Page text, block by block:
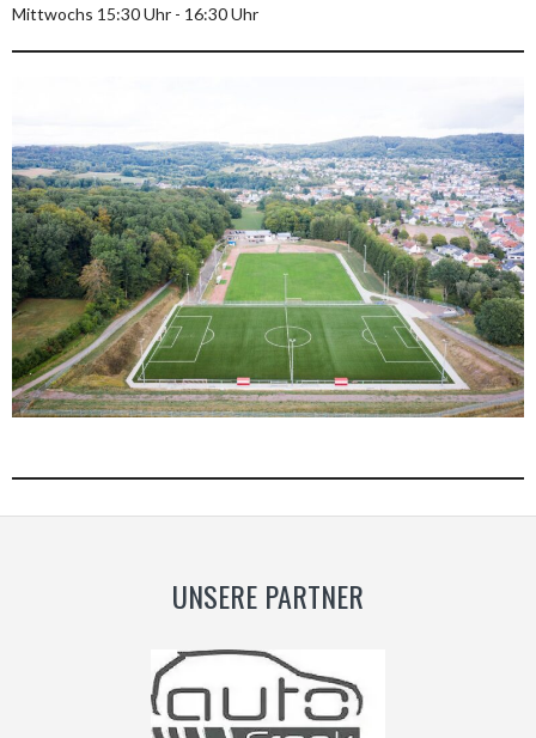
Mittwochs 15:30 Uhr - 16:30 Uhr
UNSERE PARTNER